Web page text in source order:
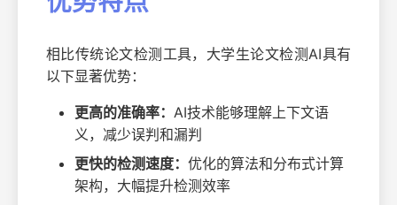
相比传统论文检测工具，大学生论文检测AI具有
以下显著优势：
更高的准确率： AI技术能够理解上下文语
义，减少误判和漏判
更快的检测速度： 优化的算法和分布式计算
架构，大幅提升检测效率